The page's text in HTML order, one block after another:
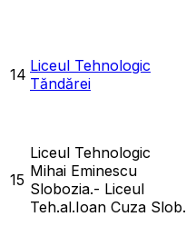
14 Liceul Tehnologic
Tăndărei
15
Liceul Tehnologic
Mihai Eminescu
Slobozia.- Liceul
Teh.al.Ioan Cuza Slob.